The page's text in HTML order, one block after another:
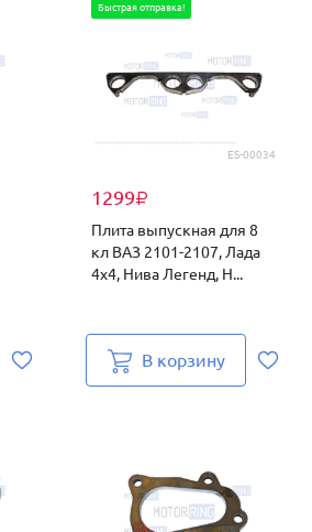
ES-00034
1299₽
Быстрая отправка!
Плита выпускная для 8
кл ВАЗ 2101-2107, Лада
4х4, Нива Легенд, Н...
В корзину